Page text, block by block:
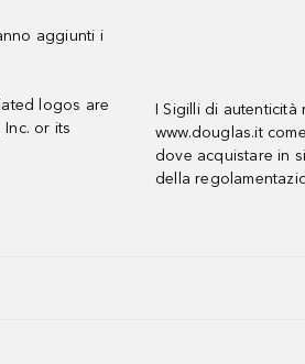
aggiunti i
logos are
or its
I Sigilli di autenticità
www.douglas.it
dove acquistare in
della